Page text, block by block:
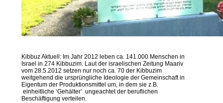
Kibbuz Aktuell: Im Jahr 2012 leben ca. 141.000 Menschen in
Israel in 274 Kibbuzim. Laut der israelischen Zeitung Maariv
vom 28.5.2012 setzen nur noch ca. 70 der Kibbuzim
weitgehend die ursprüngliche Ideologie der Gemeinschaft in
Eigentum der Produktionsmittel um, in dem sie z.B.
einheitliche ‘Gehälter’ ungeachtet der beruflichen
Beschäftigung verteilen.